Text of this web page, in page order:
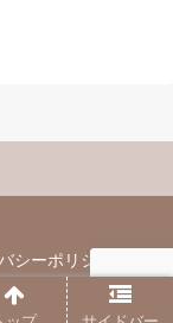
シーポリシー